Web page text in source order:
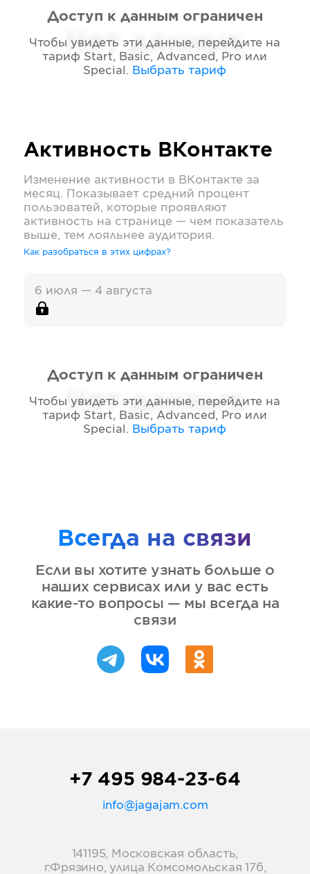
Нет данных
Доступ к данным ограничен
Чтобы увидеть эти данные, перейдите на
тариф Start, Basic, Advanced, Pro или
Special . Выбрать тариф
Активность ВКонтакте
Изменение активности в ВКонтакте за
месяц. Показывает средний процент
пользоватей, которые проявляют
активность на странице — чем показатель
выше, тем лояльнее аудитория.
Как разобраться в этих цифрах?
6 июля — 4 августа
Нет данных
Доступ к данным ограничен
Чтобы увидеть эти данные, перейдите на
тариф Start, Basic, Advanced, Pro или
Special . Выбрать тариф
Всегда на связи
Если вы хотите узнать больше о
наших сервисах или у вас есть
какие-то вопросы — мы всегда на
связи
+7 495 984-23-64
info@jagajam.com
141195, Московская область,
г.Фрязино, улица Комсомольская 17б,